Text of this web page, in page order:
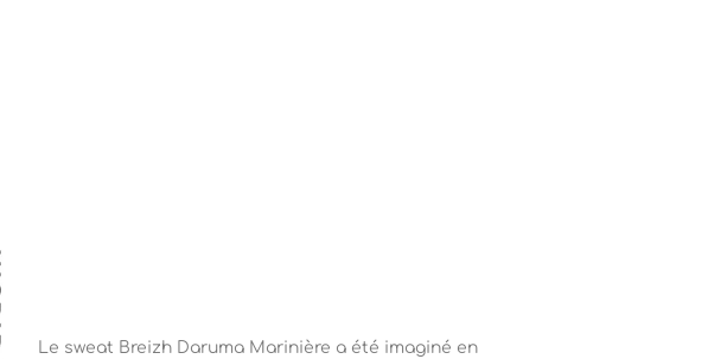
Le sweat Breizh Daruma Marinière a été imaginé en